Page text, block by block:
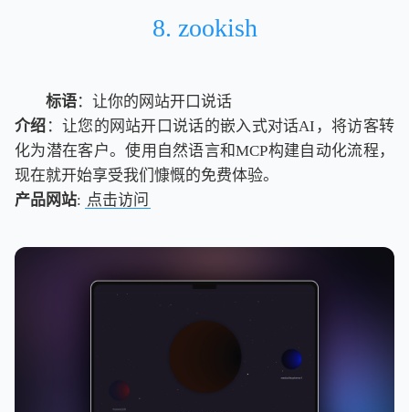
8. zookish
标语：让你的网站开口说话
介绍 ：让您的网站开口说话的嵌入式对话AI，将访客转
化为潜在客户。使用自然语言和MCP构建自动化流程，
现在就开始享受我们慷慨的免费体验。
产品网站: 点击访问